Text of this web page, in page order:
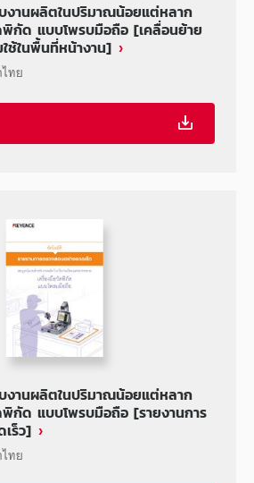
านผลิตในปริมาณน้อยแต่หลาก
กัด แบบโพรบมือถือ [เคลื่อนย้าย
ช้ในพื้นที่หน้างาน]
ทย
านผลิตในปริมาณน้อยแต่หลาก
กัด แบบโพรบมือถือ [รายงานการ
ร็ว]
ทย